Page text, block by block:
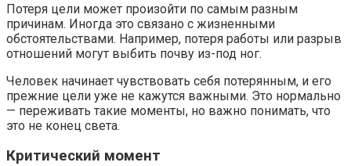
Потеря цели может произойти по самым разным
причинам. Иногда это связано с жизненными
обстоятельствами. Например, потеря работы или разрыв
отношений могут выбить почву из-под ног.
Человек начинает чувствовать себя потерянным, и его
прежние цели уже не кажутся важными. Это нормально
— переживать такие моменты, но важно понимать, что
это не конец света.
Критический момент